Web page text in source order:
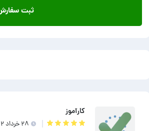
ثبت
کارآموز
۲۸ خرداد ۱۴۰۲